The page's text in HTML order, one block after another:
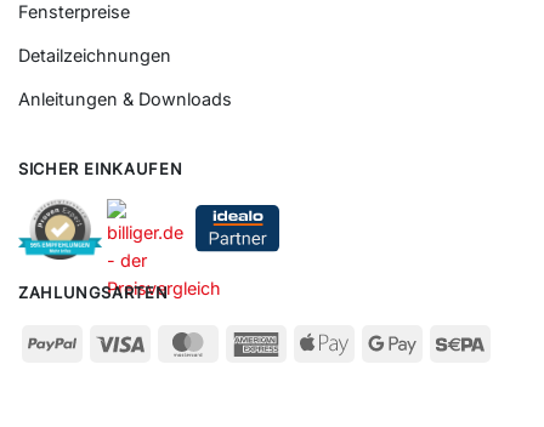
Fensterpreise
Detailzeichnungen
Anleitungen & Downloads
SICHER EINKAUFEN
ZAHLUNGSARTEN